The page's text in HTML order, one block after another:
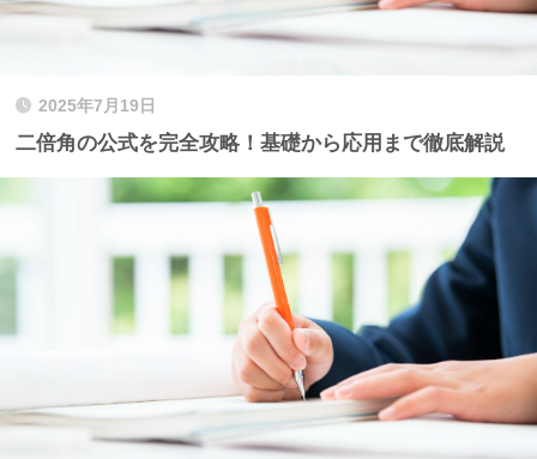
2025年7月19日
二倍角の公式を完全攻略！基礎から応用まで徹底解説